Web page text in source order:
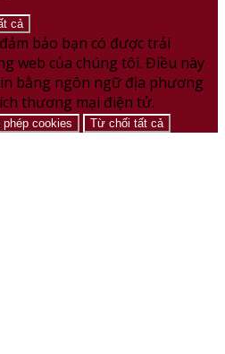
cả
bảo bạn có được trải
web của chúng tôi. Điều này
bằng ngôn ngữ địa phương
thương mại điện tử.
phép cookies Từ chối tất cả